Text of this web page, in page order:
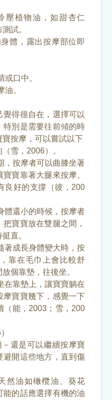
壓植物油，如甜杏仁
試。
體，露出按摩部位即
或口中。
油。
得很自在，選擇可以
特別是需要往前傾的時
按摩，可以嘗試以下
雪，2006）。
，按摩者可以曲膝坐著
寶靠著大腿來按摩。
良好的支撐（彼，200
體還小的時候，按摩者
寶寶放在雙腿之間，
直。
著成長身體變大時，按
靠在毛巾上會比較舒
個靠墊，往後坐。
在靠墊上，讓寶寶躺在
摩寶寶幾下，感覺一下
（能，2003；雪，200
－還是可以繼續按摩寶
避開這些地方，直到傷
然油如橄欖油、葵花
能的話應選擇有機的油